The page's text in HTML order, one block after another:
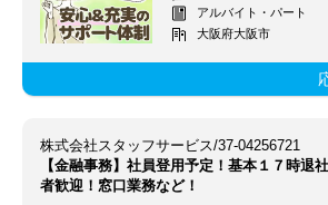
アルバイト・パート
大阪府大阪市
株式会社スタッフサービス/37-04256721
【金融事務】社員登用予定！基本１７時退
者歓迎！窓口業務など！